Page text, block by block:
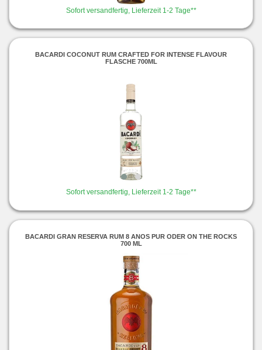
Sofort versandfertig, Lieferzeit 1-2 Tage**
BACARDI COCONUT RUM CRAFTED FOR INTENSE FLAVOUR
FLASCHE 700ML
Sofort versandfertig, Lieferzeit 1-2 Tage**
BACARDI GRAN RESERVA RUM 8 ANOS PUR ODER ON THE ROCKS
700 ML